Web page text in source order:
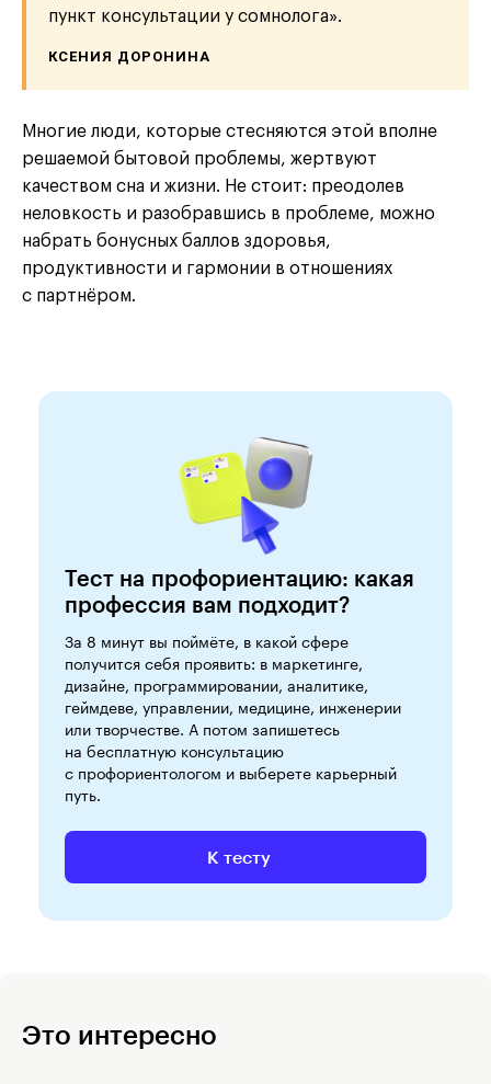
пункт консультации у сомнолога».
КСЕНИЯ ДОРОНИНА
Многие люди, которые стесняются этой вполне
решаемой бытовой проблемы, жертвуют
качеством сна и жизни. Не стоит: преодолев
неловкость и разобравшись в проблеме, можно
набрать бонусных баллов здоровья,
продуктивности и гармонии в отношениях
с партнёром.
Тест на профориентацию: какая
профессия вам подходит?
За 8 минут вы поймёте, в какой сфере
получится себя проявить: в маркетинге,
дизайне, программировании, аналитике,
геймдеве, управлении, медицине, инженерии
или творчестве. А потом запишетесь
на бесплатную консультацию
с профориентологом и выберете карьерный
путь.
К тесту
Это интересно